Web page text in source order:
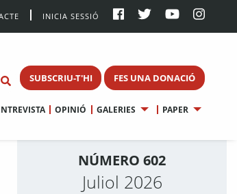
INICIA SESSIÓ
SUBSCRIU-T'HI FES UNA DONACIÓ
OPINIÓ GALERIES PAPER
NÚMERO 602
Juliol 2026